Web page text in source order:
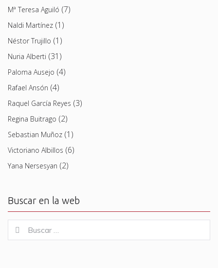
Mª Teresa Aguiló (7)
Naldi Martínez (1)
Néstor Trujillo (1)
Nuria Alberti (31)
Paloma Ausejo (4)
Rafael Ansón (4)
Raquel García Reyes (3)
Regina Buitrago (2)
Sebastian Muñoz (1)
Victoriano Albillos (6)
Yana Nersesyan (2)
Buscar en la web
for:
Buscar